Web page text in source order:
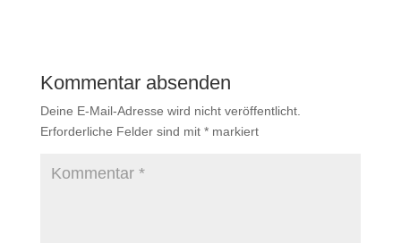
Kommentar absenden
Deine E-Mail-Adresse wird nicht veröffentlicht.
Erforderliche Felder sind mit *markiert